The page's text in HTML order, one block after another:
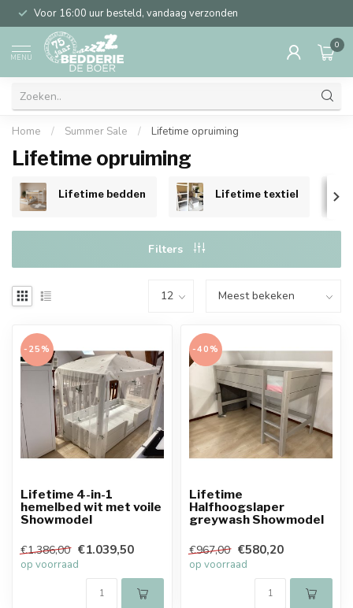
Voor 16:00 uur besteld, vandaag verzonden
MENU
0
Home / Summer Sale / Lifetime opruiming
Lifetime opruiming
Lifetime bedden Lifetime textiel
Filters
-25%
Lifetime 4-in-1
hemelbed wit met voile
Showmodel
€1.386,00 €1.039,50
op voorraad
-40%
Lifetime
Halfhoogslaper
greywash Showmodel
€967,00 €580,20
op voorraad